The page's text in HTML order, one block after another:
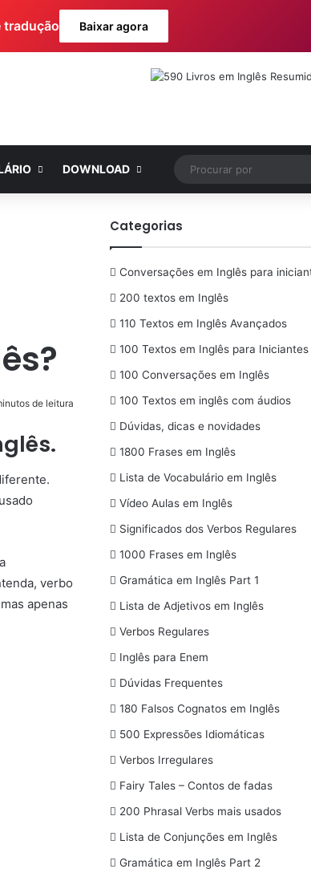
tradução Baixar agora
DOWNLOAD
de leitura
verbo
apenas
Categorias
Conversações em Inglês para
200 textos em Inglês
110 Textos em Inglês Avançados
100 Textos em Inglês para Iniciantes
100 Conversações em Inglês
100 Textos em inglês com áudios
Dúvidas, dicas e novidades
1800 Frases em Inglês
Lista de Vocabulário em Inglês
Vídeo Aulas em Inglês
Significados dos Verbos Regulares
1000 Frases em Inglês
Gramática em Inglês Part 1
Lista de Adjetivos em Inglês
Verbos Regulares
Inglês para Enem
Dúvidas Frequentes
180 Falsos Cognatos em Inglês
500 Expressões Idiomáticas
Verbos Irregulares
Fairy Tales – Contos de fadas
200 Phrasal Verbs mais usados
Lista de Conjunções em Inglês
Gramática em Inglês Part 2